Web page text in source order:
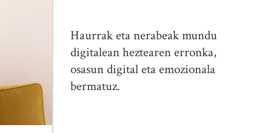
Haurrak eta nerabeak mundu
digitalean heztearen erronka,
osasun digital eta emozionala
bermatuz.